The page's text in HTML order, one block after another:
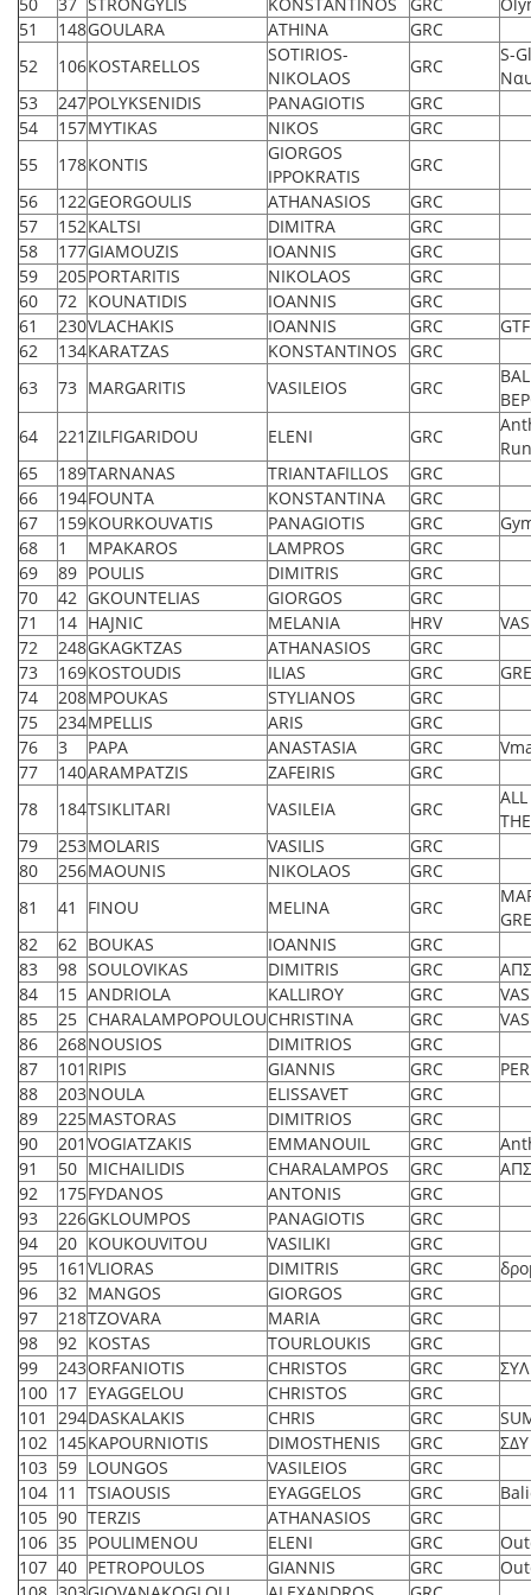
51
148GOULARA ATHINA
GRC
52
106KOSTARELLOS
SOTIRIOS-
NIKOLAOS
GRC
S-
53
247POLYKSENIDIS PANAGIOTIS
GRC
54
157MYTIKAS NIKOS
GRC
55
178KONTIS
GIORGOS
IPPOKRATIS
GRC
56
122GEORGOULIS ATHANASIOS
GRC
57
152KALTSI DIMITRA
GRC
58
177GIAMOUZIS IOANNIS
GRC
59
205PORTARITIS NIKOLAOS
GRC
60
72 KOUNATIDIS IOANNIS
GRC
61
230VLACHAKIS IOANNIS GRC
62
134KARATZAS KONSTANTINOS
GRC
63
73 MARGARITIS VASILEIOS GRC
64
221 ZILFIGARIDOU ELENI GRC
65
189TARNANAS TRIANTAFILLOS
GRC
66
194FOUNTA KONSTANTINA
GRC
67
159KOURKOUVATIS PANAGIOTIS GRC
68
1 MPAKAROS LAMPROS
GRC
69
89 POULIS DIMITRIS
GRC
70
42 GKOUNTELIAS GIORGOS
GRC
71
14 HAJNIC MELANIA HRV
72
248GKAGKTZAS ATHANASIOS
GRC
73
169KOSTOUDIS ILIAS GRC
74
208MPOUKAS STYLIANOS
GRC
75
234MPELLIS ARIS
GRC
76
3 PAPA ANASTASIA GRC
77
140ARAMPATZIS ZAFEIRIS
GRC
78
184TSIKLITARI VASILEIA GRC
79
253MOLARIS VASILIS
GRC
80
256MAOUNIS NIKOLAOS
GRC
81
41 FINOU MELINA GRC
82
62 BOUKAS IOANNIS
GRC
83
98 SOULOVIKAS DIMITRIS GRC
84
15 ANDRIOLA KALLIROY GRC
85
25 CHARALAMPOPOULOUCHRISTINA GRC
86
268NOUSIOS DIMITRIOS
GRC
87
101 RIPIS GIANNIS GRC
88
203NOULA ELISSAVET
GRC
89
225MASTORAS DIMITRIOS
GRC
90
201 VOGIATZAKIS EMMANOUIL GRC
91
50 MICHAILIDIS CHARALAMPOS GRC
92
175FYDANOS ANTONIS
GRC
93
226GKLOUMPOS PANAGIOTIS
GRC
94
20 KOUKOUVITOU VASILIKI
GRC
95
161 VLIORAS DIMITRIS GRC
96
32 MANGOS GIORGOS
GRC
97
218TZOVARA MARIA
GRC
98
92 KOSTAS TOURLOUKIS
GRC
99
243ORFANIOTIS CHRISTOS GRC
100 17 EYAGGELOU CHRISTOS
GRC
101
294DASKALAKIS CHRIS GRC
102 145KAPOURNIOTIS DIMOSTHENIS GRC
103 59 LOUNGOS VASILEIOS
GRC
104 11 TSIAOUSIS EYAGGELOS GRC
105 90 TERZIS ATHANASIOS
GRC
106 35 POULIMENOU ELENI GRC
107 40 PETROPOULOS GIANNIS GRC